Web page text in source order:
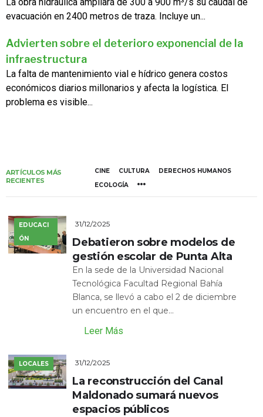
evacuación en 2400 metros de traza. Incluye un...
Advierten sobre el deterioro exponencial de la
infraestructura
La falta de mantenimiento vial e hídrico genera costos
económicos diarios millonarios y afecta la logística. El
problema es visible...
ARTÍCULOS MÁS
RECIENTES
CINE CULTURA
DERECHOS HUMANOS
ECOLOGÍA
EDUCACI
ÓN
31/12/2025
Debatieron sobre modelos de
gestión escolar de Punta Alta
En la sede de la Universidad Nacional
Tecnológica Facultad Regional Bahía
Blanca, se llevó a cabo el 2 de diciembre
un encuentro en el que...
Leer Más
LOCALES 31/12/2025
La reconstrucción del Canal
Maldonado sumará nuevos
espacios públicos